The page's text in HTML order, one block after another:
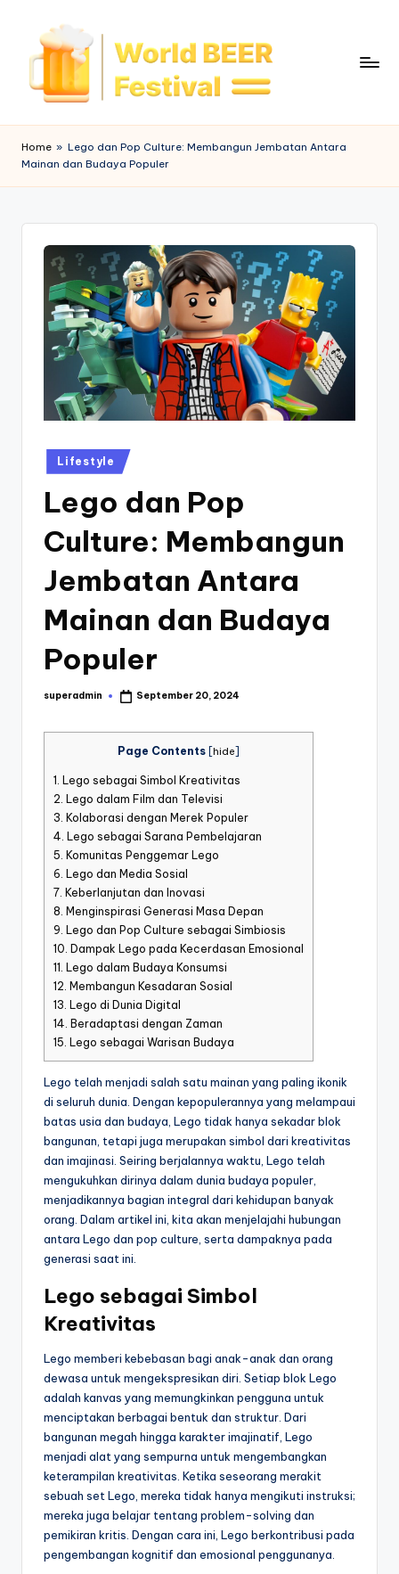
o
rl
B
Home » Lego dan Pop Culture: Membangun Jembatan Antara
Mainan dan Budaya Populer
Posted
in
Lifestyle
Lego dan Pop
Culture: Membangun
Jembatan Antara
Mainan dan Budaya
Populer
Posted
superadmin September 20, 2024
Page Contents hide
1. Lego sebagai Simbol Kreativitas
2. Lego dalam Film dan Televisi
3. Kolaborasi dengan Merek Populer
4. Lego sebagai Sarana Pembelajaran
5. Komunitas Penggemar Lego
6. Lego dan Media Sosial
7. Keberlanjutan dan Inovasi
8. Menginspirasi Generasi Masa Depan
9. Lego dan Pop Culture sebagai Simbiosis
10. Dampak Lego pada Kecerdasan Emosional
11. Lego dalam Budaya Konsumsi
12. Membangun Kesadaran Sosial
13. Lego di Dunia Digital
14. Beradaptasi dengan Zaman
15. Lego sebagai Warisan Budaya
Lego telah menjadi salah satu mainan yang paling ikonik
di seluruh dunia. Dengan kepopulerannya yang melampaui
batas usia dan budaya, Lego tidak hanya sekadar blok
bangunan, tetapi juga merupakan simbol dari kreativitas
dan imajinasi. Seiring berjalannya waktu, Lego telah
mengukuhkan dirinya dalam dunia budaya populer,
menjadikannya bagian integral dari kehidupan banyak
orang. Dalam artikel ini, kita akan menjelajahi hubungan
antara Lego dan pop culture, serta dampaknya pada
generasi saat ini.
Lego sebagai Simbol
Kreativitas
Lego memberi kebebasan bagi anak-anak dan orang
dewasa untuk mengekspresikan diri. Setiap blok Lego
adalah kanvas yang memungkinkan pengguna untuk
menciptakan berbagai bentuk dan struktur. Dari
bangunan megah hingga karakter imajinatif, Lego
menjadi alat yang sempurna untuk mengembangkan
keterampilan kreativitas. Ketika seseorang merakit
sebuah set Lego, mereka tidak hanya mengikuti instruksi;
mereka juga belajar tentang problem-solving dan
pemikiran kritis. Dengan cara ini, Lego berkontribusi pada
pengembangan kognitif dan emosional penggunanya.